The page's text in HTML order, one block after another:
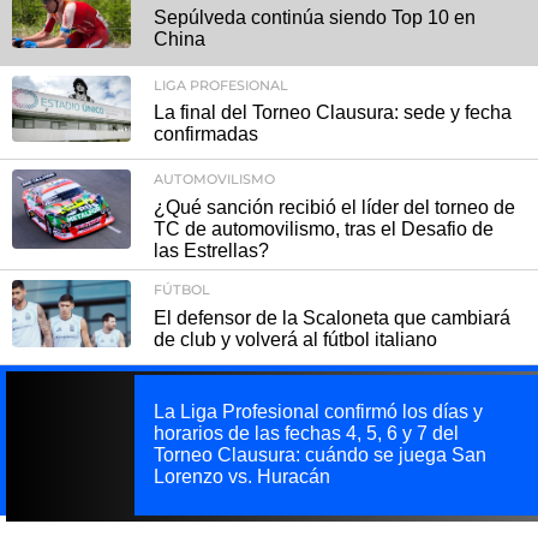
Sepúlveda continúa siendo Top 10 en
China
LIGA PROFESIONAL
La final del Torneo Clausura: sede y fecha
confirmadas
AUTOMOVILISMO
¿Qué sanción recibió el líder del torneo de
TC de automovilismo, tras el Desafio de
las Estrellas?
FÚTBOL
El defensor de la Scaloneta que cambiará
de club y volverá al fútbol italiano
La Liga Profesional confirmó los días y
horarios de las fechas 4, 5, 6 y 7 del
Torneo Clausura: cuándo se juega San
Lorenzo vs. Huracán